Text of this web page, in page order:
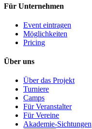
Für Unternehmen
Event eintragen
Möglichkeiten
Pricing
Über uns
Über das Projekt
Turniere
Camps
Für Veranstalter
Für Vereine
Akademie-Sichtungen